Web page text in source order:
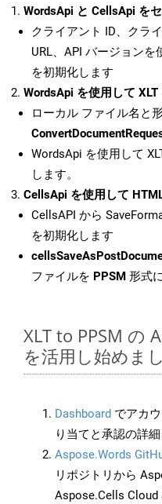
WordsApi と CellsApi を
クライアント ID、クラ
URL、API バージョンを
を初期化します
WordsApi を使用して
ローカル ファイル名と
WordsApi を使用して
します。
CellsApi を使用して
CellsAPI から
を初期化します
ファイルを PPSM 形式
XLT to PPSM の
を活用し始めま
Dashboard でアカ
り当てと承認の詳
Aspose.Words
リポジトリから
Aspose.Cells Cloud